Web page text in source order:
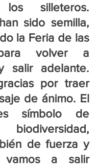
los silleteros.
sido semilla,
la Feria de las
volver a
salir adelante.
por traer
de ánimo. El
símbolo de
de fuerza y
a salir